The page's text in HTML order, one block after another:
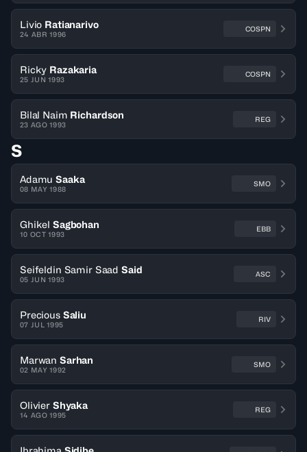
Livio Ratianarivo
24 ABR 1996
COSPN
Ricky Razakaria
25 JUN 1993
COSPN
Bilal Naim Richardson
23 AGO 1993
REG
S
Adamu Saaka
08 MAY 1988
SMO
Ghikel Sagbohan
10 OCT 1993
EBB
Seifeldin Samir Saad Said
05 JUN 1993
ASC
Precious Saliu
07 JUL 1995
RIV
Marwan Sarhan
02 MAY 1992
SMO
Olivier Shyaka
14 AGO 1995
REG